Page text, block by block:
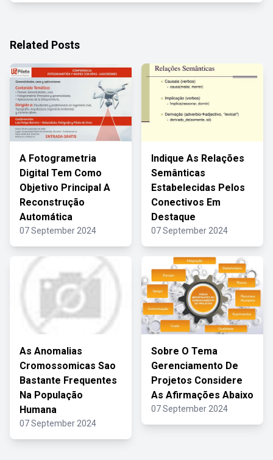
Related Posts
A Fotogrametria
Digital Tem Como
Objetivo Principal A
Reconstrução
Automática
07 September 2024
Indique As Relações
Semânticas
Estabelecidas Pelos
Conectivos Em
Destaque
07 September 2024
As Anomalias
Cromossomicas Sao
Bastante Frequentes
Na População
Humana
07 September 2024
Sobre O Tema
Gerenciamento De
Projetos Considere
As Afirmações Abaixo
07 September 2024